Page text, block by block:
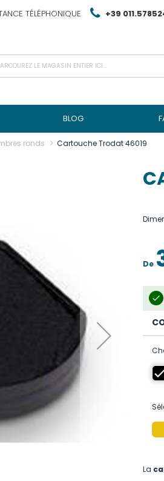
TÉLÉPHONIQUE +39
BLOG
ronds Cartouche Trodat 46019
De
La